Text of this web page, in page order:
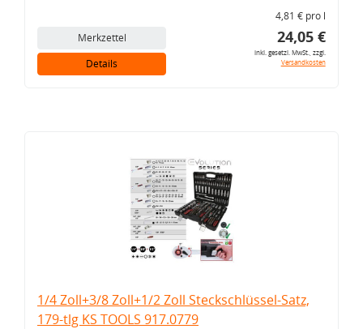
Merkzettel
Details
4,81 € pro l
24,05 €
inkl. gesetzl. MwSt., zzgl.
Versandkosten
1/4 Zoll+3/8 Zoll+1/2 Zoll Steckschlüssel-Satz,
179-tlg KS TOOLS 917.0779